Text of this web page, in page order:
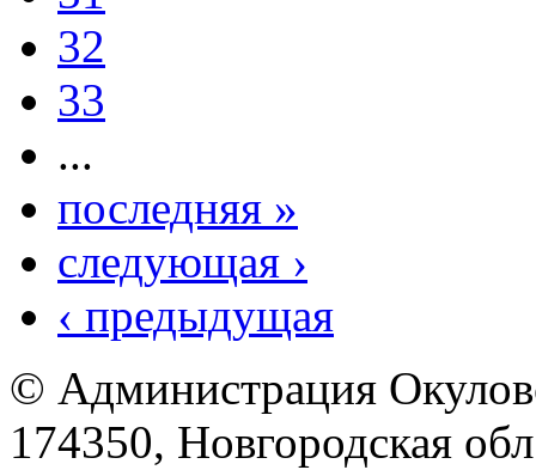
32
33
...
последняя »
следующая ›
‹ предыдущая
© Администрация
174350, Новгородская